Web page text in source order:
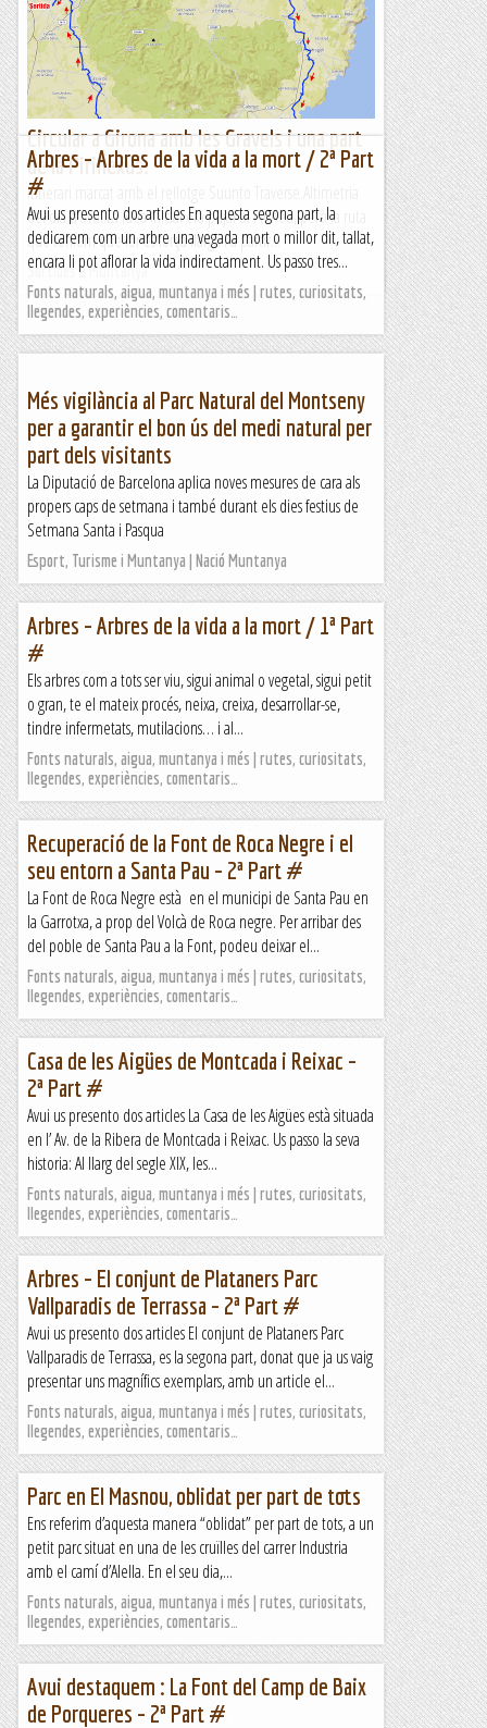
Circular a Girona amb les Gravels i una part
de la Pirinexus.
Itinerari marcat amb el rellotge Suunto Traverse.Altimetria
del dia d'avui.La idea inicial era pujar al Pirineu, però la ruta
que teníem que fer és força llarga i a partir...
Sortides a Muntanya
Arbres – Arbres de la vida a la mort / 2ª Part
#
Avui us presento dos articles En aquesta segona part, la
dedicarem com un arbre una vegada mort o millor dit, tallat,
encara li pot aflorar la vida indirectament. Us passo tres...
Fonts naturals, aigua, muntanya i més | rutes, curiositats,
llegendes, experiències, comentaris…
Més vigilància al Parc Natural del Montseny
per a garantir el bon ús del medi natural per
part dels visitants
La Diputació de Barcelona aplica noves mesures de cara als
propers caps de setmana i també durant els dies festius de
Setmana Santa i Pasqua
Esport, Turisme i Muntanya | Nació Muntanya
Arbres – Arbres de la vida a la mort / 1ª Part
#
Els arbres com a tots ser viu, sigui animal o vegetal, sigui petit
o gran, te el mateix procés, neixa, creixa, desarrollar-se,
tindre infermetats, mutilacions… i al...
Fonts naturals, aigua, muntanya i més | rutes, curiositats,
llegendes, experiències, comentaris…
Recuperació de la Font de Roca Negre i el
seu entorn a Santa Pau – 2ª Part #
La Font de Roca Negre està en el municipi de Santa Pau en
la Garrotxa, a prop del Volcà de Roca negre. Per arribar des
del poble de Santa Pau a la Font, podeu deixar el...
Fonts naturals, aigua, muntanya i més | rutes, curiositats,
llegendes, experiències, comentaris…
Casa de les Aigües de Montcada i Reixac –
2ª Part #
Avui us presento dos articles La Casa de les Aigües està situada
en l’ Av. de la Ribera de Montcada i Reixac. Us passo la seva
historia: Al llarg del segle XIX, les...
Fonts naturals, aigua, muntanya i més | rutes, curiositats,
llegendes, experiències, comentaris…
Arbres – El conjunt de Plataners Parc
Vallparadis de Terrassa – 2ª Part #
Avui us presento dos articles El conjunt de Plataners Parc
Vallparadis de Terrassa, es la segona part, donat que ja us vaig
presentar uns magnífics exemplars, amb un article el...
Fonts naturals, aigua, muntanya i més | rutes, curiositats,
llegendes, experiències, comentaris…
Parc en El Masnou, oblidat per part de tots
Ens referim d’aquesta manera “oblidat” per part de tots, a un
petit parc situat en una de les cruïlles del carrer Industria
amb el camí d’Alella. En el seu dia,...
Fonts naturals, aigua, muntanya i més | rutes, curiositats,
llegendes, experiències, comentaris…
Avui destaquem : La Font del Camp de Baix
de Porqueres – 2ª Part #